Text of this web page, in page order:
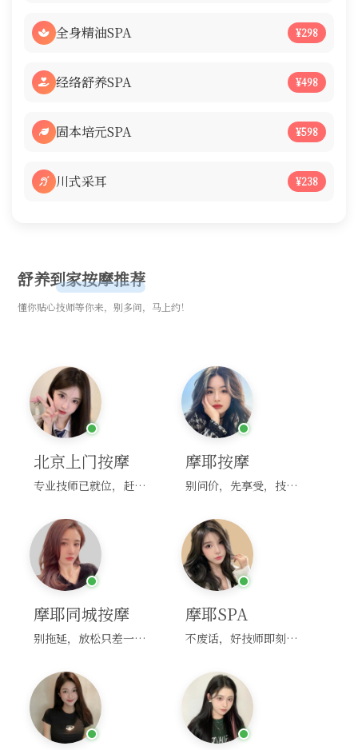
全身精油SPA ¥298
经络舒养SPA ¥498
固本培元SPA ¥598
川式采耳 ¥238
舒养到家按摩推荐
懂你贴心技师等你来，别多问，马上约！
北京上门按摩
专业技师已就位，赶紧下单！
摩耶按摩
别问价，先享受，技师马上到！
摩耶同城按摩
别拖延，放松只差一次点击！
摩耶SPA
不废话，好技师即刻上门，约！